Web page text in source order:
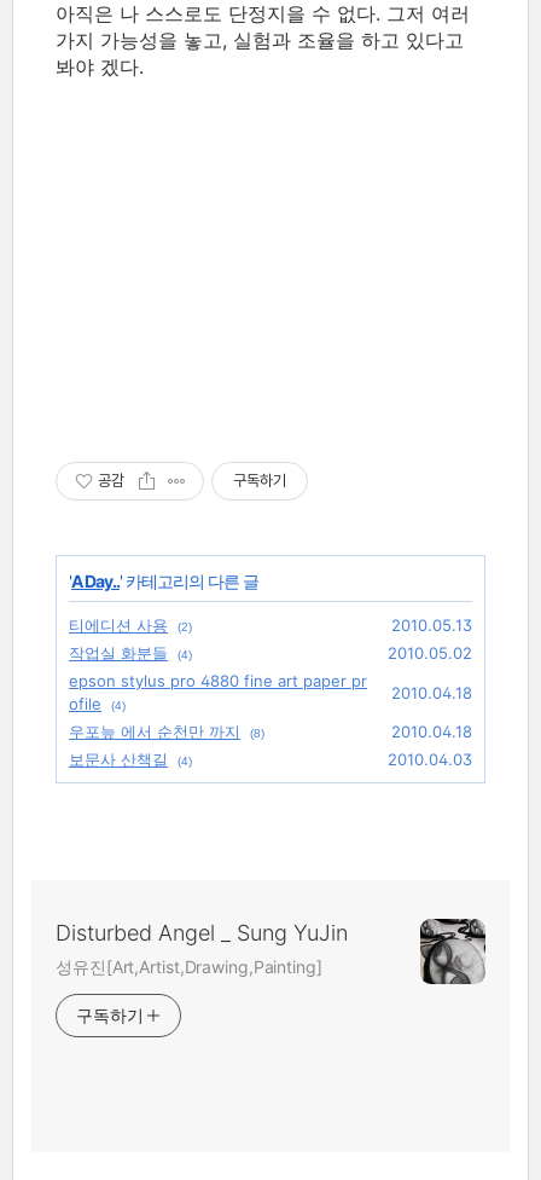
아직은 나 스스로도 단정지을 수 없다. 그저 여러
가지 가능성을 놓고, 실험과 조율을 하고 있다고
봐야 겠다.
공감 구독하기
'A Day..' 카테고리의 다른 글
티에디션 사용 (2)
2010.05.13
작업실 화분들
(4)
2010.05.02
epson stylus pro 4880 fine art paper pr
ofile
(4)
2010.04.18
우포늪 에서 순천만 까지
(8)
2010.04.18
보문사 산책길
(4) 2010.04.03
Disturbed Angel _ Sung YuJin
성유진[Art,Artist,Drawing,Painting]
구독하기